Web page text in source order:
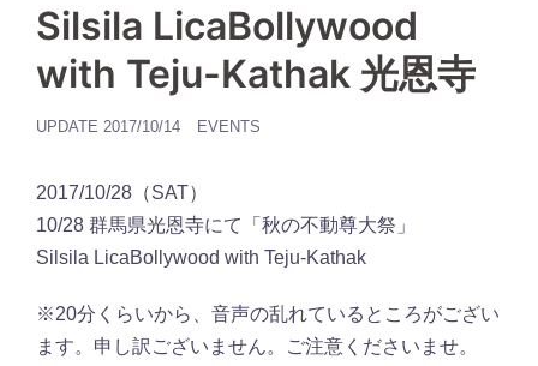
Silsila LicaBollywood
with Teju-Kathak 光恩寺
UPDATE 2017/10/14 EVENTS
2017/10/28（SAT）
10/28 群馬県光恩寺にて「秋の不動尊大祭」
Silsila LicaBollywood with Teju-Kathak
※20分くらいから、音声の乱れているところがござい
ます。申し訳ございません。ご注意くださいませ。